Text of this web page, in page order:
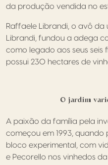
da produção vendida no
Raffaele Librandi, o avô
Librandi, fundou a adega
como legado aos seus seis
possui 230 hectares de
O jardim
A paixão da família pela
começou em 1993,
bloco experimental, com
e Pecorello nos vinhedos